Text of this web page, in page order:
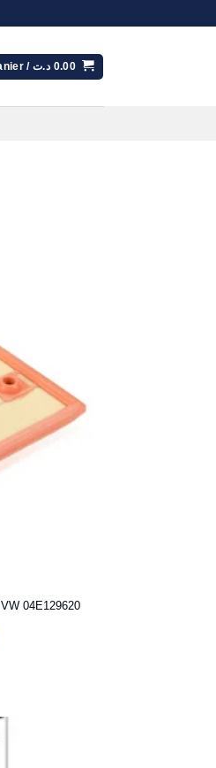
/ 0.00 د.ت
04E129620